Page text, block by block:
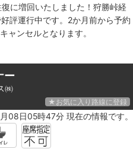
に増回いたしました！狩勝峠経
評運行中です。2か月前から予約
ャンセルとなります。
ー
㈱
★お気に入り路線に登録
08日05時47分 現在の情報です。